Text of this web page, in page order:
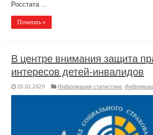
Росстата …
Почитать »
В центре внимания защита
интересов детей-инвалидов
03.02.2020 Информация статистики,